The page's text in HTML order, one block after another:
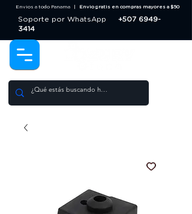
Envios a todo Panama | Envio gratis en compras mayores a $50
Soporte por WhatsApp
+507 6949-
3414